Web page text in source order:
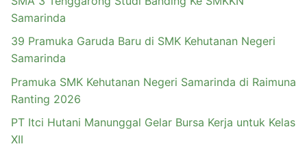
Samarinda
39 Pramuka Garuda Baru di SMK Kehutanan Negeri
Samarinda
Pramuka SMK Kehutanan Negeri Samarinda di Raimuna
Ranting 2026
PT Itci Hutani Manunggal Gelar Bursa Kerja untuk Kelas
XII